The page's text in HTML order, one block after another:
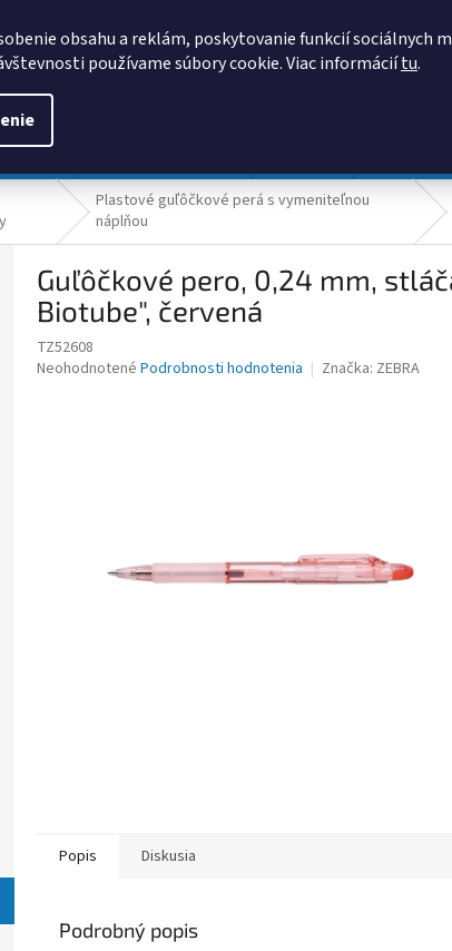
obsahu a reklám, poskytovanie funkcií sociálnych
používame súbory cookie. Viac informáciítu.
Plastové guľôčkové perá s vymeniteľnou
náplňou
Guľôčkové pero, 0,24 mm,
Biotube", červená
TZ52608
Priemerné
Neohodnotené Podrobnosti hodnotenia Značka: ZEBRA
Popis Diskusia
Podrobný popis